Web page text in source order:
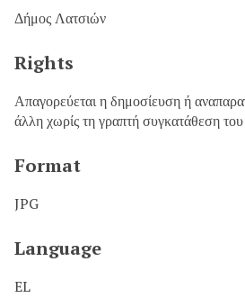
Δήμος Λατσιών
Rights
Απαγορεύεται η δημοσίευση ή
άλλη χωρίς τη γραπτή συγκατάθεση
Format
JPG
Language
EL